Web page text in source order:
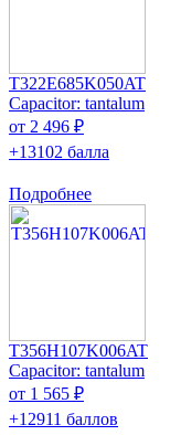
T322E685K050AT
Capacitor: tantalum
от 2 496 ₽
+13102 балла
Подробнее
T356H107K006AT
Capacitor: tantalum
от 1 565 ₽
+12911 баллов